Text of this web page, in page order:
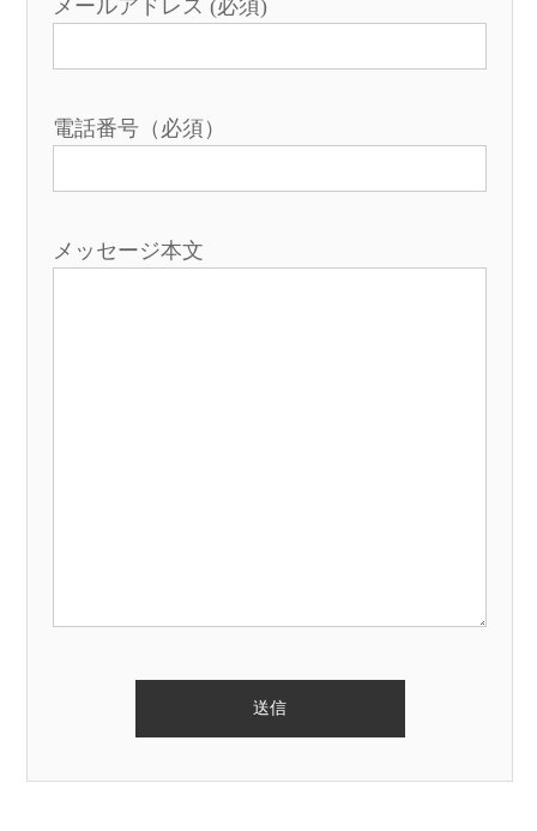
メールアドレス (必須)
電話番号（必須）
メッセージ本文